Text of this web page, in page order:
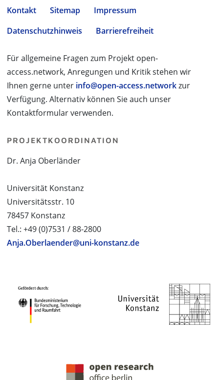
Kontakt Sitemap
Impressum
Datenschutzhinweis
Barrierefreiheit
Für allgemeine Fragen zum Projekt open-
access.network, Anregungen und Kritik stehen wir
Ihnen gerne unter info@open-access.networkzur
Verfügung. Alternativ können Sie auch unser
Kontaktformular verwenden.
PROJEKTKOORDINATION
Dr. Anja Oberländer
Universität Konstanz
Universitätsstr. 10
78457 Konstanz
Tel.: +49 (0)7531 / 88-2800
Anja.Oberlaender@uni-konstanz.de